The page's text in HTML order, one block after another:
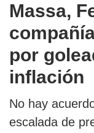
Massa,
por
inflación
No hay
escalada de